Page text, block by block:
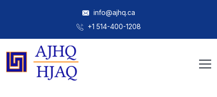
info@ajhq.ca
+1 514-400-1208